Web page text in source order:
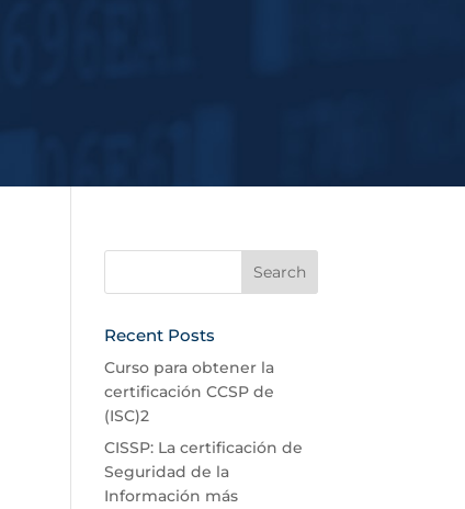
Recent Posts
Curso para obtener la
certificación CCSP de
(ISC)2
CISSP: La certificación de
Seguridad de la
Información más